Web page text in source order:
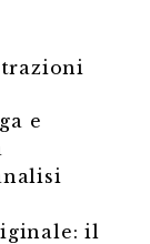
e
il